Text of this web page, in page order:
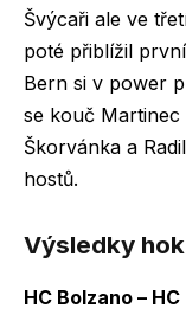
Švýcaři ale ve
poté přiblížil
Bern si v power
se kouč
Škorvánka a
hostů.
Výsledky
HC Bolzano –